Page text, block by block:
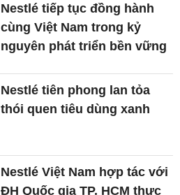
Nestlé tiếp tục đồng hành
cùng Việt Nam trong kỷ
nguyên phát triển bền vững
Nestlé tiên phong lan tỏa
thói quen tiêu dùng xanh
Nestlé Việt Nam hợp tác với
ĐH Quốc gia TP. HCM thực